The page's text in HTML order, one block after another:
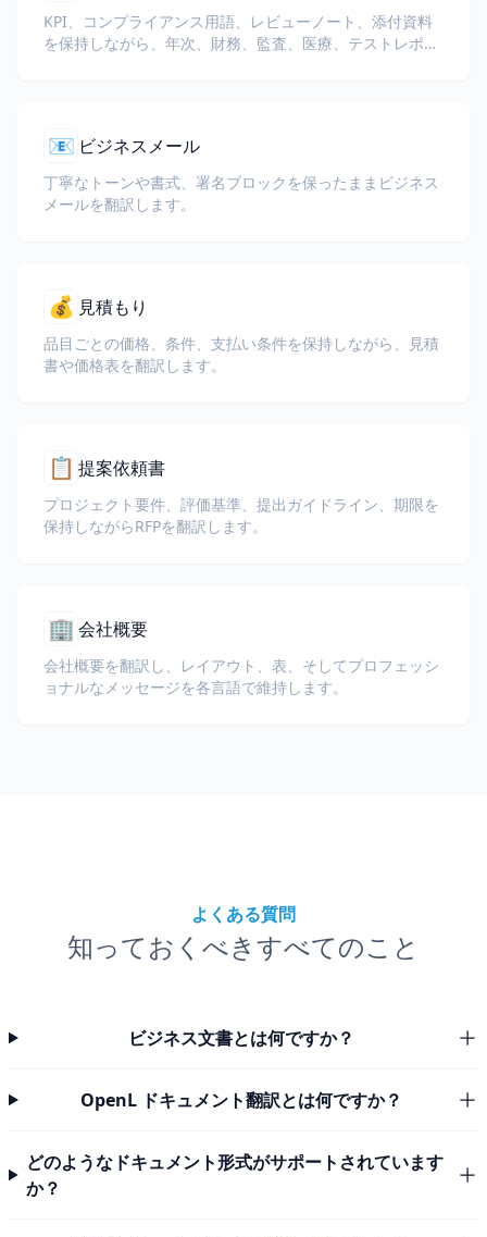
KPI、コンプライアンス用語、レビューノート、添付資料
を保持しながら、年次、財務、監査、医療、テストレポー
📧 ビジネスメール
丁寧なトーンや書式、署名ブロックを保ったままビジネス
メールを翻訳します。
💰 見積もり
品目ごとの価格、条件、支払い条件を保持しながら、見積
書や価格表を翻訳します。
📋 提案依頼書
プロジェクト要件、評価基準、提出ガイドライン、期限を
保持しながらRFPを翻訳します。
🏢 会社概要
会社概要を翻訳し、レイアウト、表、そしてプロフェッシ
ョナルなメッセージを各言語で維持します。
よくある質問
知っておくべきすべてのこと
ビジネス文書とは何ですか？
OpenL ドキュメント翻訳とは何ですか？
どのようなドキュメント形式がサポートされています
か？